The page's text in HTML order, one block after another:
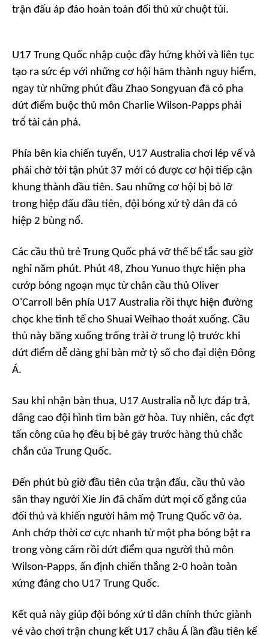
trận đấu áp đảo hoàn toàn đối thủ xứ chuột túi.
U17 Trung Quốc nhập cuộc đầy hứng khởi và liên tục
tạo ra sức ép với những cơ hội hãm thành nguy hiểm,
ngay từ những phút đầu Zhao Songyuan đã có pha
dứt điểm buộc thủ môn Charlie Wilson-Papps phải
trổ tài cản phá.
Phía bên kia chiến tuyến, U17 Australia chơi lép vế và
phải chờ tới tận phút 37 mới có được cơ hội tiếp cận
khung thành đầu tiên. Sau những cơ hội bị bỏ lỡ
trong hiệp đấu đầu tiên, đội bóng xứ tỷ dân đã có
hiệp 2 bùng nổ.
Các cầu thủ trẻ Trung Quốc phá vỡ thế bế tắc sau giờ
nghỉ năm phút. Phút 48, Zhou Yunuo thực hiện pha
cướp bóng ngoạn mục từ chân cầu thủ Oliver
O'Carroll bên phía U17 Australia rồi thực hiện đường
chọc khe tinh tế cho Shuai Weihao thoát xuống. Cầu
thủ này băng xuống trống trải ở trung lộ trước khi
dứt điểm dễ dàng ghi bàn mở tỷ số cho đại diện Đông
Á.
Sau khi nhận bàn thua, U17 Australia nỗ lực đáp trả,
dâng cao đội hình tìm bàn gỡ hòa. Tuy nhiên, các đợt
tấn công của họ đều bị bẻ gãy trước hàng thủ chắc
chắn của Trung Quốc.
Đến phút bù giờ đầu tiên của trận đấu, cầu thủ vào
sân thay người Xie Jin đã chấm dứt mọi cố gắng của
đối thủ và khiến người hâm mộ Trung Quốc vỡ òa.
Anh chớp thời cơ cực nhanh từ một pha bóng bật ra
trong vòng cấm rồi dứt điểm qua người thủ môn
Wilson-Papps, ấn định chiến thắng 2-0 hoàn toàn
xứng đáng cho U17 Trung Quốc.
Kết quả này giúp đội bóng xứ tỉ dân chính thức giành
vé vào chơi trận chung kết U17 châu Á lần đầu tiên kể